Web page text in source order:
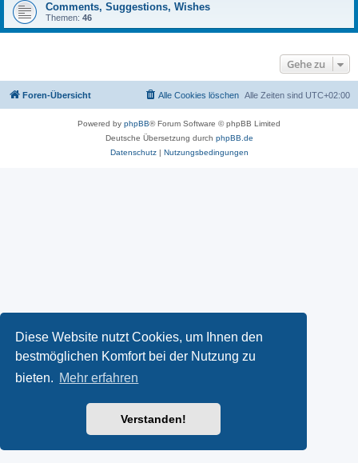
Diese Website nutzt Cookies, um Ihnen den
bestmöglichen Komfort bei der Nutzung zu
bieten. Mehr erfahren
Verstanden!
Comments, Suggestions, Wishes
Themen: 46
Gehe zu
Foren-Übersicht Alle Zeiten sind UTC+02:00
Alle Cookies löschen
Powered by phpBB® Forum Software © phpBB Limited
Deutsche Übersetzung durch phpBB.de
Datenschutz| Nutzungsbedingungen